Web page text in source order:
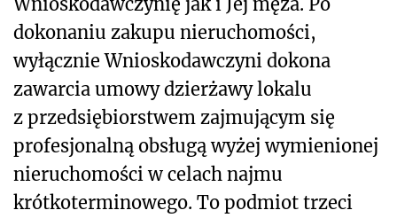
dokonaniu zakupu nieruchomości,
wyłącznie Wnioskodawczyni dokona
zawarcia umowy dzierżawy lokalu
z przedsiębiorstwem zajmującym się
profesjonalną obsługą wyżej wymienionej
nieruchomości w celach najmu
krótkoterminowego. To podmiot trzeci